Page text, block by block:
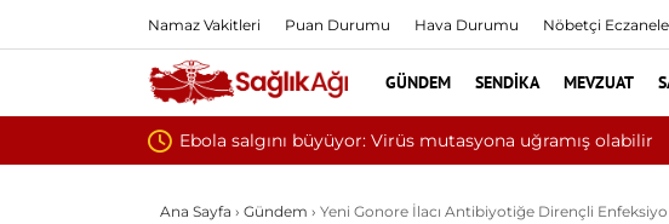
Namaz Vakitleri Puan Durumu Hava Durumu Nöbetçi
GÜNDEM SENDIKA MEVZUAT
Yılın ilk 6 ayında 10 bini aşkın hasta
Ana Sayfa › Gündem › Yeni Gonore İlacı Antibiyotiğe Dirençli